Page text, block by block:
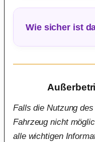
Wie sicher ist
Falls die Nutzung
Fahrzeug nicht
alle wichtigen